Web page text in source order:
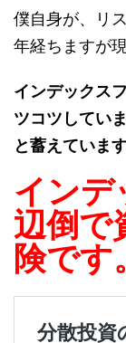
僕自身が、リ
年経ちますが
インデックス
ツコツしてい
と蓄えています
インデ
辺倒で
険です。